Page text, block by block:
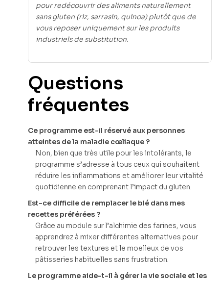
pour redécouvrir des aliments naturellement
sans gluten (riz, sarrasin, quinoa) plutôt que de
vous reposer uniquement sur les produits
industriels de substitution.
Questions
fréquentes
Ce programme est-il réservé aux personnes
atteintes de la maladie cœliaque ?
Non, bien que très utile pour les intolérants, le
programme s’adresse à tous ceux qui souhaitent
réduire les inflammations et améliorer leur vitalité
quotidienne en comprenant l’impact du gluten.
Est-ce difficile de remplacer le blé dans mes
recettes préférées ?
Grâce au module sur l’alchimie des farines, vous
apprendrez à mixer différentes alternatives pour
retrouver les textures et le moelleux de vos
pâtisseries habituelles sans frustration.
Le programme aide-t-il à gérer la vie sociale et les